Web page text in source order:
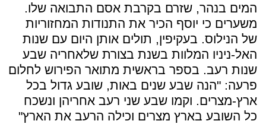
המים בנהר, שזרם בקרבת אסם התבואה שלו.
משערים כי יוסף הכיר את התנודות המחזוריות
של הנילוס. בעקיפין, תולים אותן היום עם שנות
האל-ניניו המלוות בשנת בצורת שלאחריה שבע
שנות רעב. בספר בראשית מתואר הפירוש לחלום
פרעה: "הנה שבע שנים באות, שובע גדול בכל
ארץ-מצרים. וקמו שבע שני רעב אחריהן ונשכח
כל השובע בארץ מצרים וכילה הרעב את הארץ"